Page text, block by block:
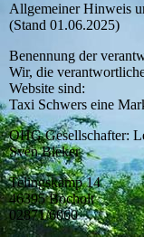
Allgemeiner Hinweis
(Stand 01.06.2025)
Benennung der
Wir, die
Website sind:
Taxi Schwers eine
OHG Gesellschafter:
Sven Bleker
Telingskamp 14
46395 Bocholt
02871/6060